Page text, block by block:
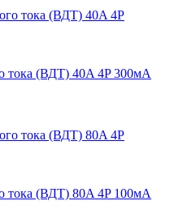
тока (ВДТ) 40A 4P 300мА
тока (ВДТ) 80A 4P 100мА